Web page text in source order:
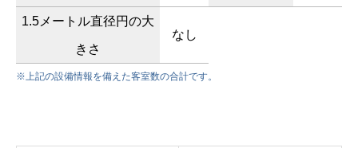
1.5メートル直径円の大
きさ
なし
※上記の設備情報を備えた客室数の合計です。